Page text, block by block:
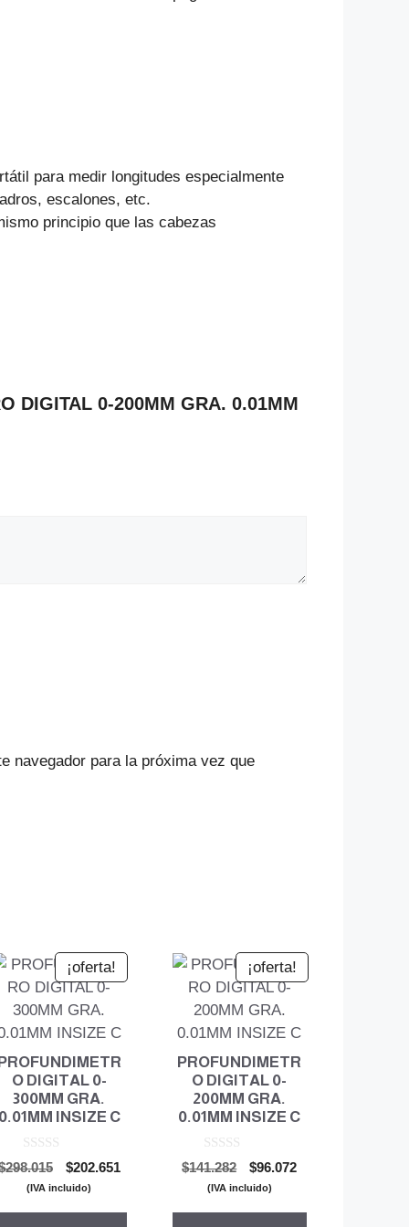
para medir longitudes especialmente
escalones, etc.
principio que las cabezas
DIGITAL 0-200MM GRA. 0.01MM
navegador para la próxima vez que
¡oferta!
PROFUNDIMETR
O DIGITAL 0-
300MM GRA.
0.01MM INSIZE C
0
d
e
298.015
El
precio
$202.651
(IVA incluido)
¡oferta!
PROFUNDIMETR
O DIGITAL 0-
200MM GRA.
0.01MM INSIZE C
0
d
e
$141.282
El
precio
$96.072El
(IVA incluido)